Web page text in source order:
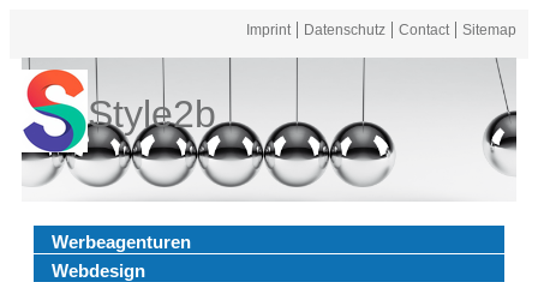
Imprint Datenschutz Contact Sitemap
Style2b
Werbeagenturen
Webdesign